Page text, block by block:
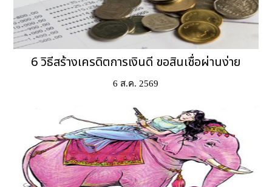
6 วิธีสร้างเครดิตการเงินดี ขอสินเชื่อผ่านง่าย
6 ส.ค. 2569